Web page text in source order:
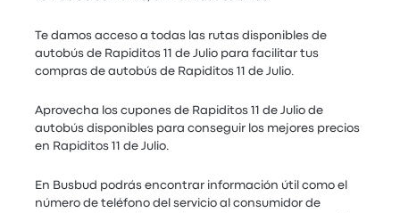
Te damos acceso a todas las rutas disponibles de
autobús de Rapiditos 11 de Julio para facilitar tus
compras de autobús de Rapiditos 11 de Julio.
Aprovecha los cupones de Rapiditos 11 de Julio de
autobús disponibles para conseguir los mejores precios
en Rapiditos 11 de Julio.
En Busbud podrás encontrar información útil como el
número de teléfono del servicio al consumidor de